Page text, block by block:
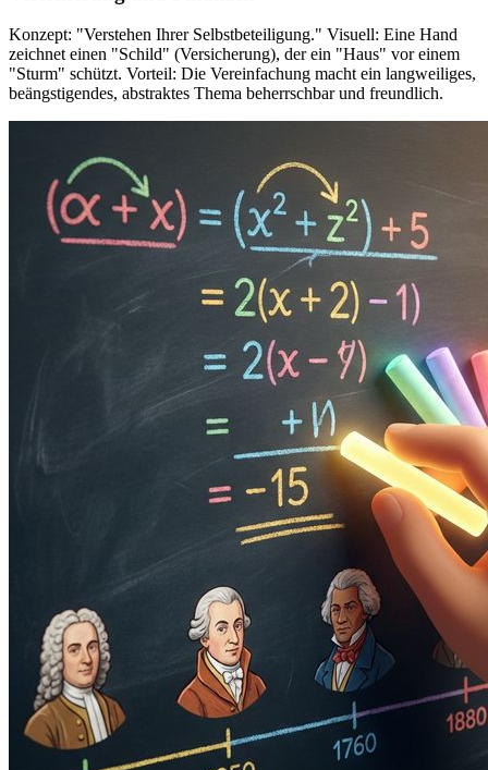
Konzept: "Verstehen Ihrer Selbstbeteiligung." Visuell: Eine Hand
zeichnet einen "Schild" (Versicherung), der ein "Haus" vor einem
"Sturm" schützt. Vorteil: Die Vereinfachung macht ein langweiliges,
beängstigendes, abstraktes Thema beherrschbar und freundlich.